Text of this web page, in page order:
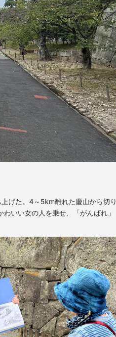
げた。4～5km離れた慶山から切り
いい女の人を乗せ、「がんばれ」